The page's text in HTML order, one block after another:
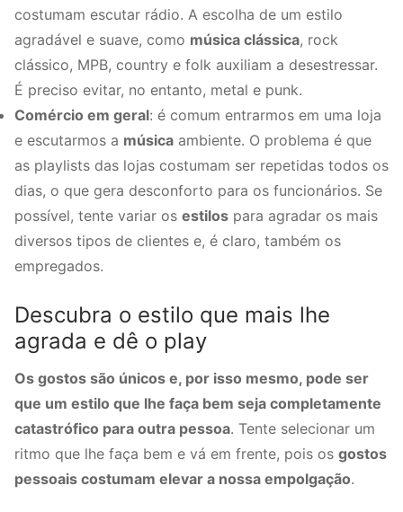
costumam escutar rádio. A escolha de um estilo
agradável e suave, como música clássica, rock
clássico, MPB, country e folk auxiliam a desestressar.
É preciso evitar, no entanto, metal e punk.
Comércio em geral: é comum entrarmos em uma loja
e escutarmos a música ambiente. O problema é que
as playlists das lojas costumam ser repetidas todos os
dias, o que gera desconforto para os funcionários. Se
possível, tente variar os estilos para agradar os mais
diversos tipos de clientes e, é claro, também os
empregados.
Descubra o estilo que mais lhe
agrada e dê o play
Os gostos são únicos e, por isso mesmo, pode ser
que um estilo que lhe faça bem seja completamente
catastrófico para outra pessoa. Tente selecionar um
ritmo que lhe faça bem e vá em frente, pois os gostos
pessoais costumam elevar a nossa empolgação.